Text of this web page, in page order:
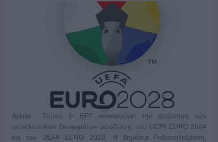
Δελτίο Τύπου Η ΕΡΤ ανακοινώνει την απόκτηση των
αποκλειστικών δικαιωμάτων μετάδοσης του UEFA EURO 2024
και του UEFA EURO 2028. Η Δημόσια Ραδιοτηλεόραση,